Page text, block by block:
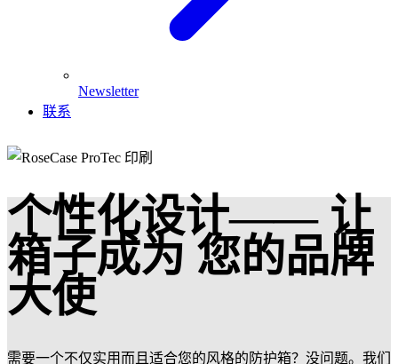
Newsletter
联系
个性化设计—— 让
箱子成为 您的品牌
大使
需要一个不仅实用而且适合您的风格的防护箱？没问题。我们